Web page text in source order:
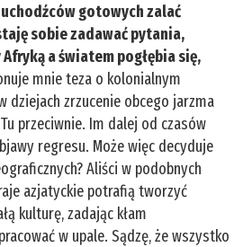
gotowych zalać
sobie zadawać pytania,
a światem pogłębia się,
mnie teza o kolonialnym
dziejach zrzucenie obcego jarzma
przeciwnie. Im dalej od czasów
regresu. Może więc decyduje
Aliści w podobnych
azjatyckie potrafią tworzyć
kulturę, zadając kłam
w upale. Sądzę, że wszystko